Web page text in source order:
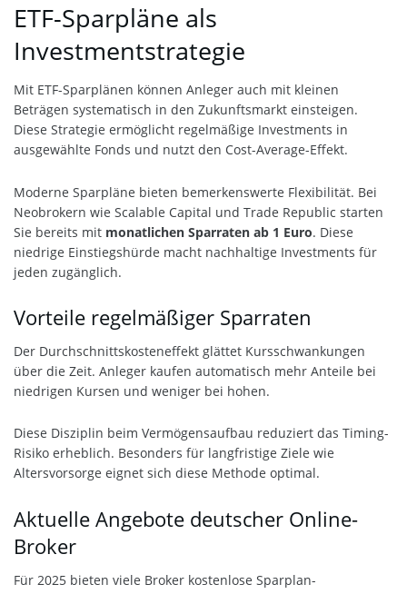
ETF-Sparpläne als
Investmentstrategie
Mit ETF-Sparplänen können Anleger auch mit kleinen
Beträgen systematisch in den Zukunftsmarkt einsteigen.
Diese Strategie ermöglicht regelmäßige Investments in
ausgewählte Fonds und nutzt den Cost-Average-Effekt.
Moderne Sparpläne bieten bemerkenswerte Flexibilität. Bei
Neobrokern wie Scalable Capital und Trade Republic starten
Sie bereits mit monatlichen Sparraten ab 1 Euro. Diese
niedrige Einstiegshürde macht nachhaltige Investments für
jeden zugänglich.
Vorteile regelmäßiger Sparraten
Der Durchschnittskosteneffekt glättet Kursschwankungen
über die Zeit. Anleger kaufen automatisch mehr Anteile bei
niedrigen Kursen und weniger bei hohen.
Diese Disziplin beim Vermögensaufbau reduziert das Timing-
Risiko erheblich. Besonders für langfristige Ziele wie
Altersvorsorge eignet sich diese Methode optimal.
Aktuelle Angebote deutscher Online-
Broker
Für 2025 bieten viele Broker kostenlose Sparplan-